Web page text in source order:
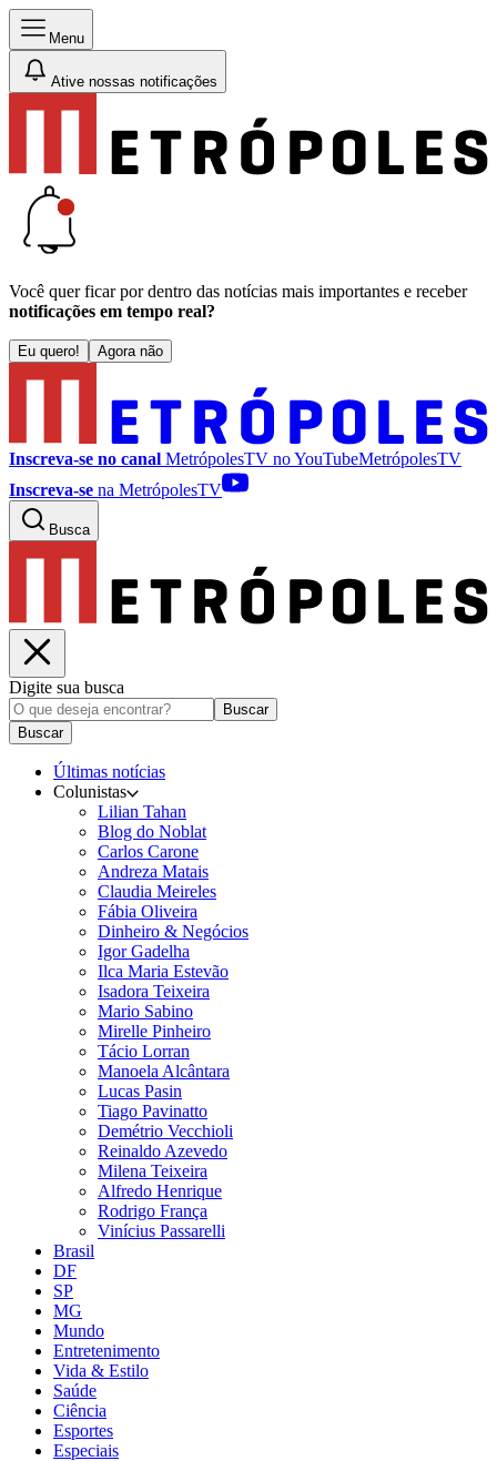
Menu
Ative nossas notificações
Você quer ficar por dentro das notícias mais importantes e receber
notificações em tempo real?
Eu quero! Agora não
Inscreva-se no canal MetrópolesTV noYouTubeMetrópolesTV
Inscreva-se na MetrópolesTV
Busca
Digite sua busca
Buscar
Buscar
Últimas notícias
Colunistas
Lilian Tahan
Blog do Noblat
Carlos Carone
Andreza Matais
Claudia Meireles
Fábia Oliveira
Dinheiro & Negócios
Igor Gadelha
Ilca Maria Estevão
Isadora Teixeira
Mario Sabino
Mirelle Pinheiro
Tácio Lorran
Manoela Alcântara
Lucas Pasin
Tiago Pavinatto
Demétrio Vecchioli
Reinaldo Azevedo
Milena Teixeira
Alfredo Henrique
Rodrigo França
Vinícius Passarelli
Brasil
DF
SP
MG
Mundo
Entretenimento
Vida & Estilo
Saúde
Ciência
Esportes
Especiais